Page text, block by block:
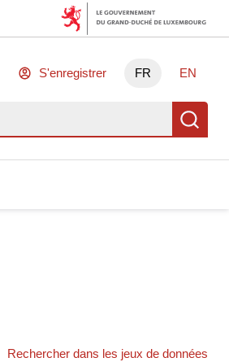
S'enregistrer FR EN
Rechercher dans les jeux de données